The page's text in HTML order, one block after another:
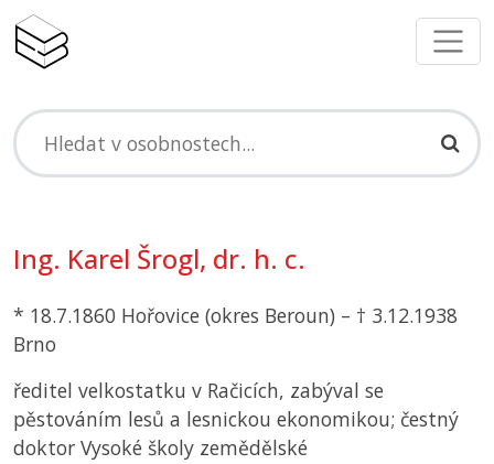
Ing. Karel Šrogl, dr. h. c.
* 18.7.1860 Hořovice (okres Beroun) – † 3.12.1938
Brno
ředitel velkostatku v Račicích, zabýval se
pěstováním lesů a lesnickou ekonomikou; čestný
doktor Vysoké školy zemědělské